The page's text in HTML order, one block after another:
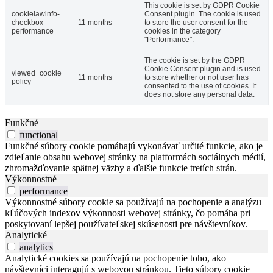
cookielawinfo-
checkbox-
performance
11 months
This cookie is set by GDPR Cookie
Consent plugin. The cookie is used
to store the user consent for the
cookies in the category
"Performance".
viewed_cookie_
policy
11 months
The cookie is set by the GDPR
Cookie Consent plugin and is used
to store whether or not user has
consented to the use of cookies. It
does not store any personal data.
Funkčné
functional
Funkčné súbory cookie pomáhajú vykonávať určité funkcie, ako je
zdieľanie obsahu webovej stránky na platformách sociálnych médií,
zhromažďovanie spätnej väzby a ďalšie funkcie tretích strán.
Výkonnostné
performance
Výkonnostné súbory cookie sa používajú na pochopenie a analýzu
kľúčových indexov výkonnosti webovej stránky, čo pomáha pri
poskytovaní lepšej používateľskej skúsenosti pre návštevníkov.
Analytické
analytics
Analytické cookies sa používajú na pochopenie toho, ako
návštevníci interagujú s webovou stránkou. Tieto súbory cookie